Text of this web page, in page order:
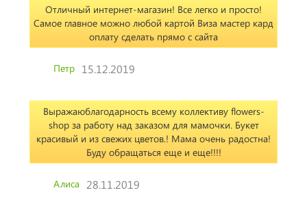
Отличный интернет-магазин! Все легко и просто!
Самое главное можно любой картой Виза мастер кард
оплату сделать прямо с сайта
Петр 15.12.2019
Выражаюблагодарность всему коллективу flowers-
shop за работу над заказом для мамочки. Букет
красивый и из свежих цветов.! Мама очень радостна!
Буду обращаться еще и еще!!!!
Алиса 28.11.2019